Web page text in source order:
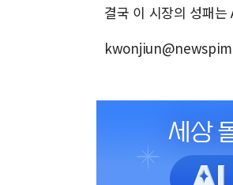
결국 이 시장의 성패